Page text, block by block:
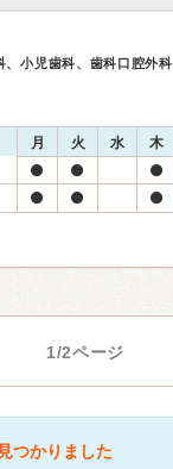
、小児歯科、歯科口腔外科
月 火 水 木
1/2ページ
つかりました